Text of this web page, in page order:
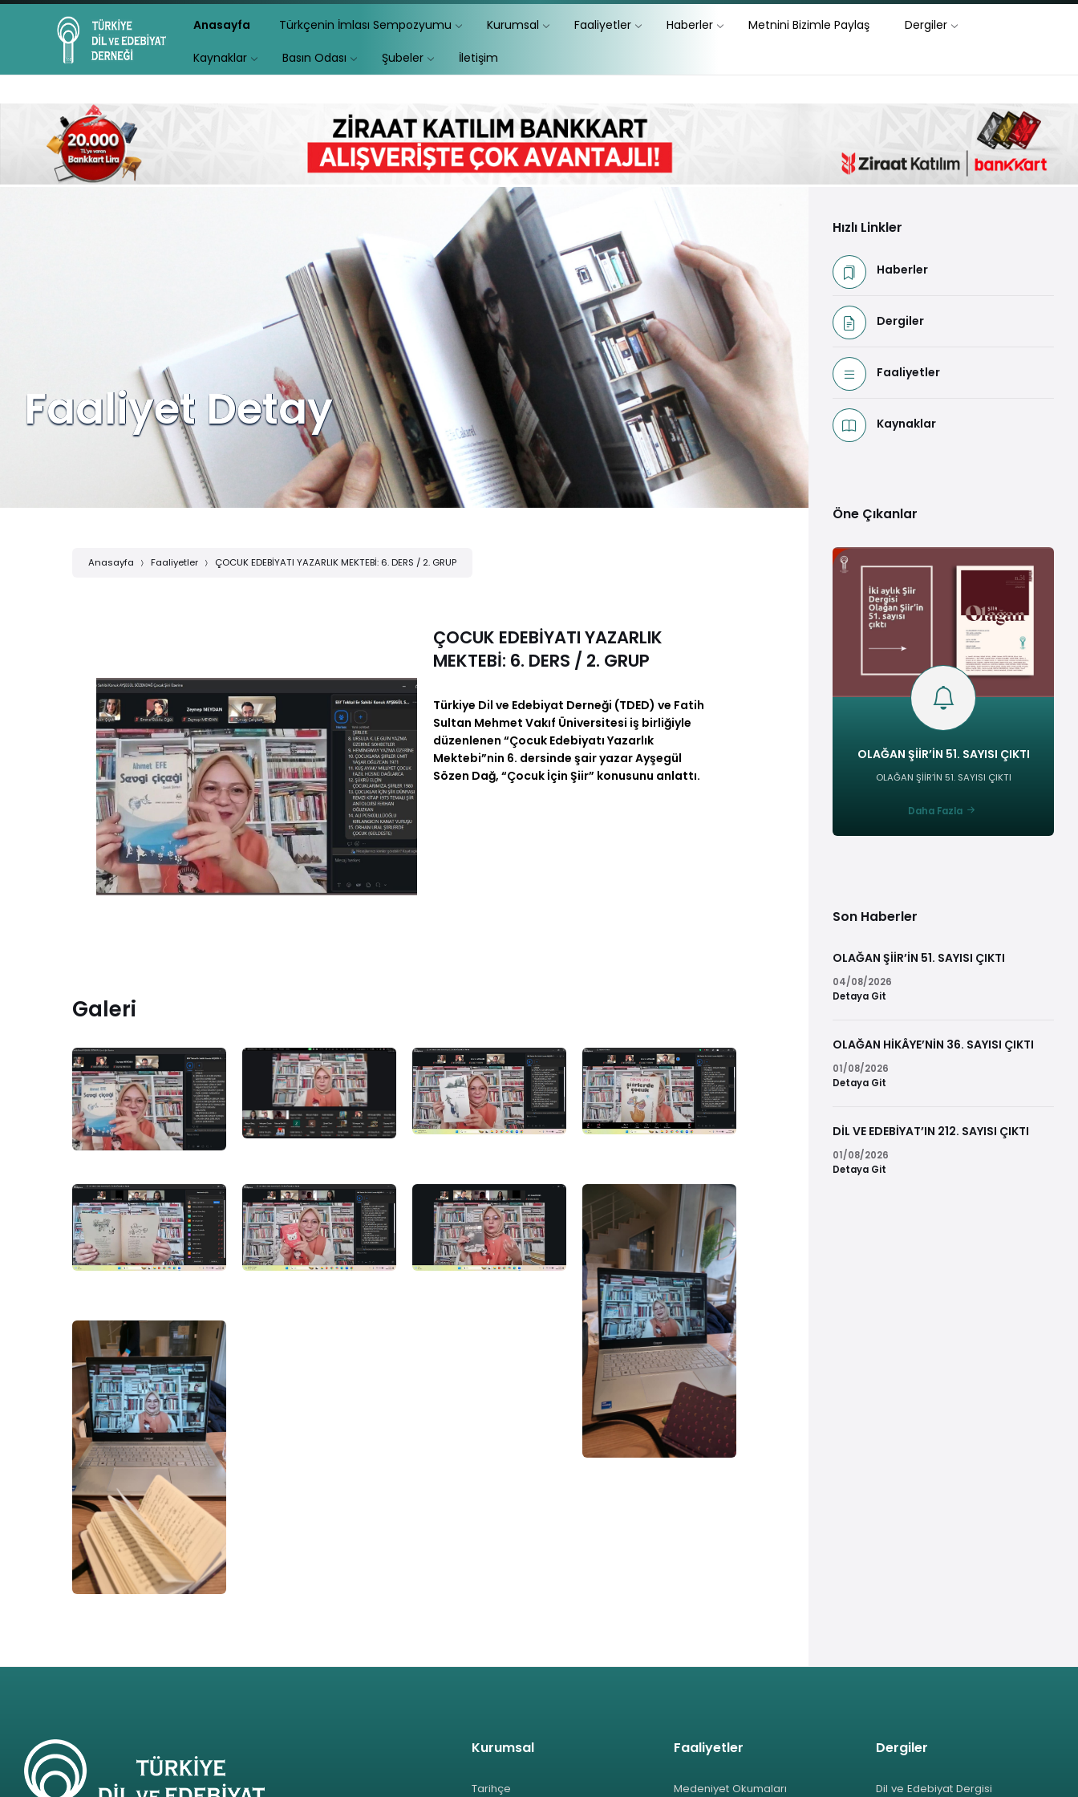
Anasayfa Türkçenin İmlası Sempozyumu Kurumsal Faaliyetler Haberler Metnini Bizimle Paylaş Dergiler
Kaynaklar Basın Odası Şubeler İletişim
Faaliyet Detay
Anasayfa Faaliyetler ÇOCUK EDEBİYATI YAZARLIK MEKTEBİ: 6. DERS / 2. GRUP
ÇOCUK EDEBİYATI YAZARLIK
MEKTEBİ: 6. DERS / 2. GRUP
Türkiye Dil ve Edebiyat Derneği (TDED) ve Fatih
Sultan Mehmet Vakıf Üniversitesi iş birliğiyle
düzenlenen “Çocuk Edebiyatı Yazarlık
Mektebi”nin 6. dersinde şair yazar Ayşegül
Sözen Dağ, “Çocuk İçin Şiir” konusunu anlattı.
Galeri
Hızlı Linkler
Haberler
Dergiler
Faaliyetler
Kaynaklar
Öne Çıkanlar
OLAĞAN ŞİİR’İN 51. SAYISI ÇIKTI
OLAĞAN ŞİİR’İN 51. SAYISI ÇIKTI
Daha Fazla
Son Haberler
OLAĞAN ŞİİR’İN 51. SAYISI ÇIKTI
04/08/2026
Detaya Git
OLAĞAN HİKÂYE’NİN 36. SAYISI ÇIKTI
01/08/2026
Detaya Git
DİL VE EDEBİYAT’IN 212. SAYISI ÇIKTI
01/08/2026
Detaya Git
Kurumsal
Tarihçe
Faaliyetler
Medeniyet Okumaları
Dergiler
Dil ve Edebiyat Dergisi